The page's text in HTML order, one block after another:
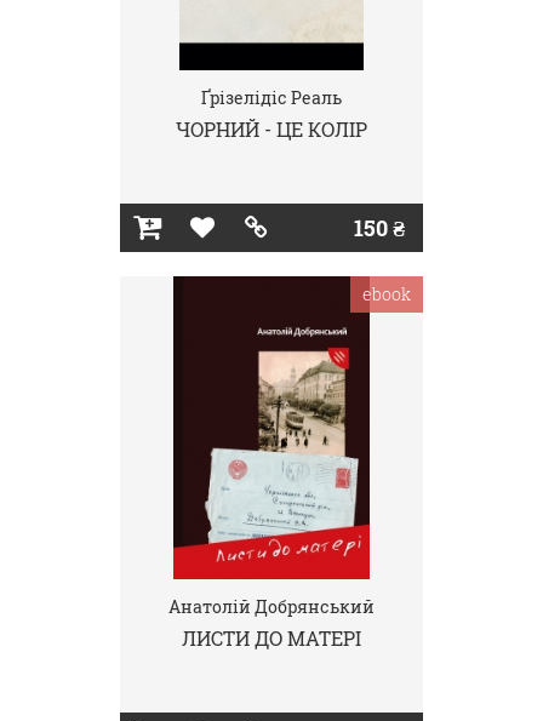
Ґрізелідіс Реаль
ЧОРНИЙ - ЦЕ КОЛІР
150 ₴
Анатолій Добрянський
ЛИСТИ ДО МАТЕРІ
ebook